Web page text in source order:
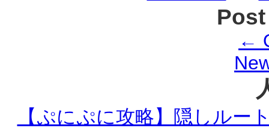
←
【ぷにぷに攻略】隠しルー